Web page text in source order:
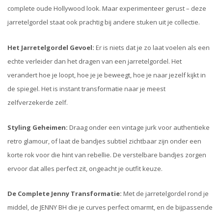
complete oude Hollywood look. Maar experimenteer gerust – deze
jarretelgordel staat ook prachtig bij andere stuken uit je collectie.
Het Jarretelgordel Gevoel: Er is niets dat je zo laat voelen als een
echte verleider dan het dragen van een jarretelgordel. Het
verandert hoe je loopt, hoe je je beweegt, hoe je naar jezelf kijkt in
de spiegel. Het is instant transformatie naar je meest
zelfverzekerde zelf.
Styling Geheimen: Draag onder een vintage jurk voor authentieke
retro glamour, of laat de bandjes subtiel zichtbaar zijn onder een
korte rok voor die hint van rebellie. De verstelbare bandjes zorgen
ervoor dat alles perfect zit, ongeacht je outfit keuze.
De Complete Jenny Transformatie: Met de jarretelgordel rond je
middel, de JENNY BH die je curves perfect omarmt, en de bijpassende